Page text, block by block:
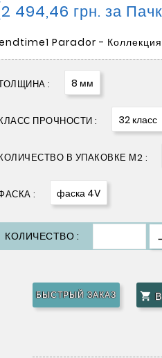
494,46 грн. за
Parador - Коллекция
: 8 мм
ПРОЧНОСТИ : 32 класс
В УПАКОВКЕ М2 :
: фаска 4V
КОЛИЧЕСТВО :

БЫСТРЫЙ ЗАКАЗ